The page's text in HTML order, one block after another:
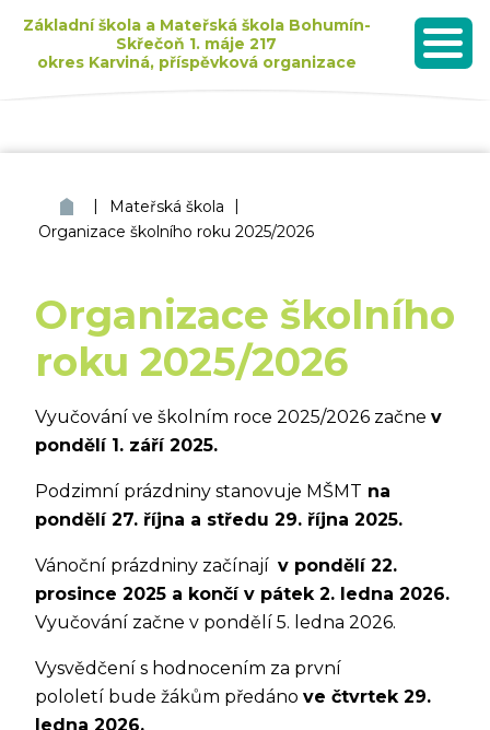
Základní škola a Mateřská škola Bohumín-
Skřečoň 1. máje 217
okres Karviná, příspěvková organizace
MENU
ZŠ a MŠ Bohumín Skřečoň
| Mateřská škola
|
Organizace školního roku 2025/2026
Organizace školního
roku 2025/2026
Vyučování ve školním roce 2025/2026 začne v
pondělí 1. září 2025.
Podzimní prázdniny stanovuje MŠMT na
pondělí 27. října a středu 29. října 2025.
Vánoční prázdniny začínají v pondělí 22.
prosince 2025 a končí v pátek 2. ledna 2026.
Vyučování začne v pondělí 5. ledna 2026.
Vysvědčení s hodnocením za první
pololetí bude žákům předáno ve čtvrtek 29.
ledna 2026.